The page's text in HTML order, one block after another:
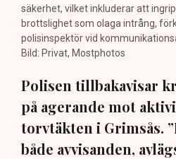
säkerhet, vilket inkluderar att
brottslighet som olaga intrång,
polisinspektör vid
Bild: Privat, Mostphotos
Polisen tillbakavisar
på agerande mot
torvtäkten i Grimsås.
både avvisanden,